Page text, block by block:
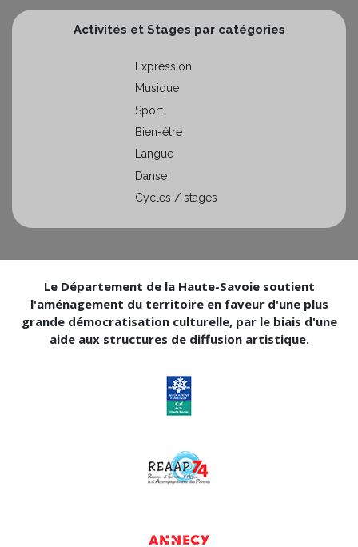
Activités et Stages par catégories
Expression
Musique
Sport
Bien-être
Langue
Danse
Cycles / stages
Le Département de la Haute-Savoie soutient
l'aménagement du territoire en faveur d'une plus
grande démocratisation culturelle, par le biais d'une
aide aux structures de diffusion artistique.